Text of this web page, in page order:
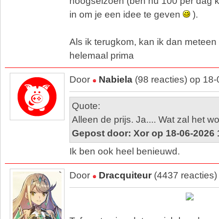
in om je een idee te geven
).
Als ik terugkom, kan ik dan
helemaal prima
Door Nabiela (98 reacties) op
Quote:
Alleen de prijs. Ja.... Wat zal het
Gepost door: Xor op 18-06-2026
Ik ben ook heel benieuwd.
Door Dracquiteur (4437